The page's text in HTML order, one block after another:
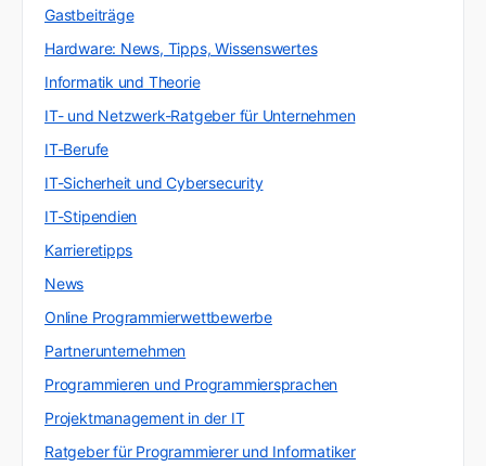
Gastbeiträge
Hardware: News, Tipps, Wissenswertes
Informatik und Theorie
IT- und Netzwerk-Ratgeber für Unternehmen
IT-Berufe
IT-Sicherheit und Cybersecurity
IT-Stipendien
Karrieretipps
News
Online Programmierwettbewerbe
Partnerunternehmen
Programmieren und Programmiersprachen
Projektmanagement in der IT
Ratgeber für Programmierer und Informatiker